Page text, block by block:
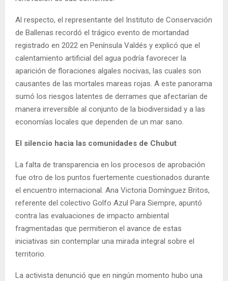
Al respecto, el representante del Instituto de Conservación
de Ballenas recordó el trágico evento de mortandad
registrado en 2022 en Península Valdés y explicó que el
calentamiento artificial del agua podría favorecer la
aparición de floraciones algales nocivas, las cuales son
causantes de las mortales mareas rojas. A este panorama
sumó los riesgos latentes de derrames que afectarían de
manera irreversible al conjunto de la biodiversidad y a las
economías locales que dependen de un mar sano.
El silencio hacia las comunidades de Chubut
La falta de transparencia en los procesos de aprobación
fue otro de los puntos fuertemente cuestionados durante
el encuentro internacional. Ana Victoria Domínguez Britos,
referente del colectivo Golfo Azul Para Siempre, apuntó
contra las evaluaciones de impacto ambiental
fragmentadas que permitieron el avance de estas
iniciativas sin contemplar una mirada integral sobre el
territorio.
La activista denunció que en ningún momento hubo una